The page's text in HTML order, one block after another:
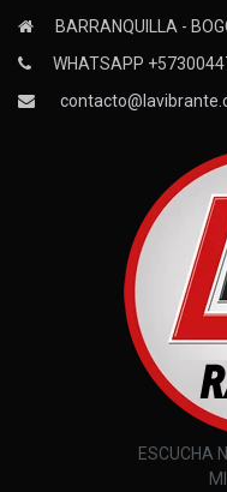
BARRANQUILLA -
WHATSAPP
ESCUCHA